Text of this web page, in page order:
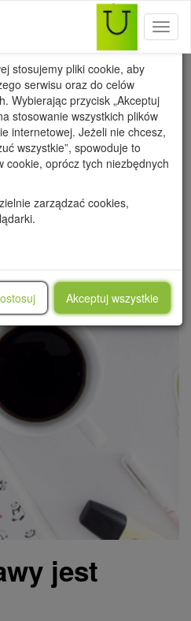
PORADY
METAMORFOZY
ODŻYWCZE
jest
stosujemy pliki cookie, aby
serwisu oraz do celów
Wybierając przycisk „Akceptuj
stosowanie wszystkich plików
internetowej. Jeżeli nie chcesz,
wszystkie”, spowoduje to
cookie, oprócz tych niezbędnych
zarządzać cookies,
Akceptuj wszystkie